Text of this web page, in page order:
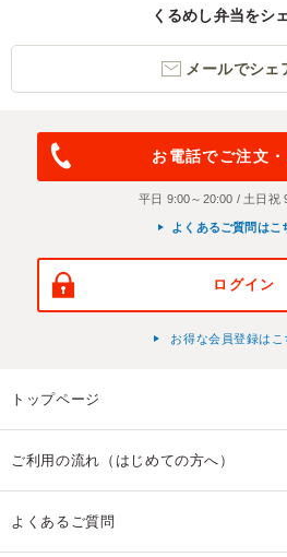
くるめし弁当をシ
メールでシェ
お電話でご注文
平日 9:00～20:00 / 土日祝
よくあるご質問はこ
ログイン
お得な会員登録はこ
トップページ
ご利用の流れ（はじめての方へ）
よくあるご質問